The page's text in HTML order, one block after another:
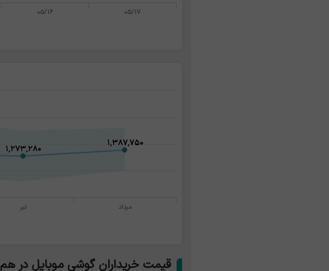
05/16 05/17
۱,۲۷۳,۲۸۰
۱,۲۷۳,۲۸۰ ۱,۳۸۷,۷۵۰
۱,۳۸۷,۷۵۰
تیر مرداد
قیمت خریداران گوشی موبایل در هم